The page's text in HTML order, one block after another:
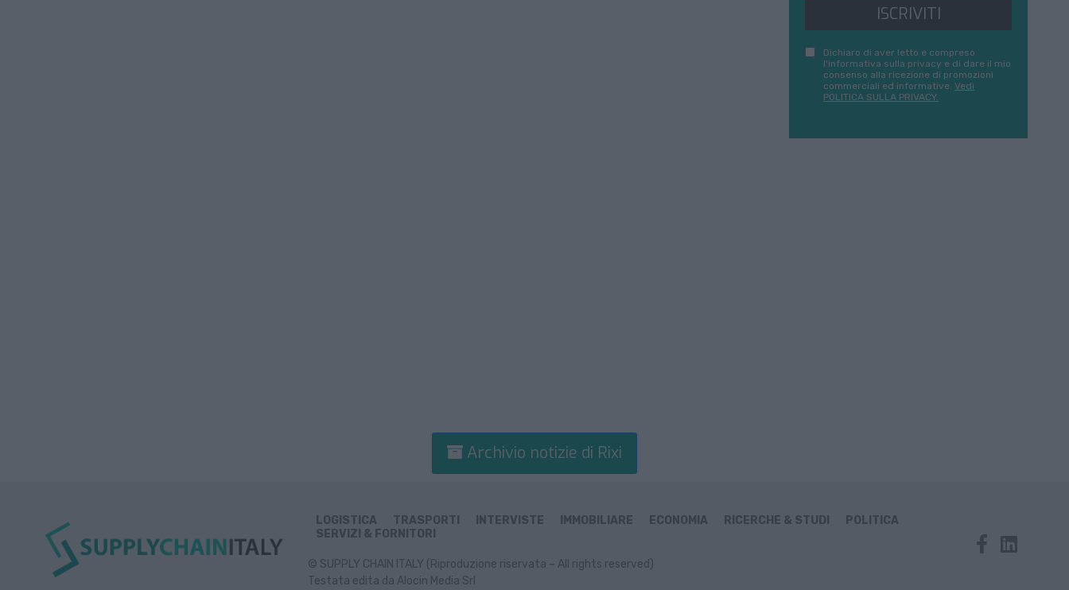
ISCRIVITI
Dichiaro di aver letto e compreso
l'informativa sulla privacy e di dare il mio
consenso alla ricezione di promozioni
commerciali ed informative. Vedi
POLITICA SULLA PRIVACY.
Archivio notizie di Rixi
LOGISTICA TRASPORTI INTERVISTE IMMOBILIARE ECONOMIA RICERCHE & STUDI
POLITICA
SERVIZI & FORNITORI
© SUPPLY CHAIN ITALY (Riproduzione riservata – All rights reserved)
Testata edita da Alocin Media Srl